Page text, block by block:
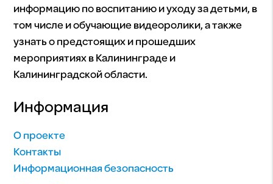
информацию по воспитанию и уходу за детьми, в
том числе и обучающие видеоролики, а также
узнать о предстоящих и прошедших
мероприятиях в Калининграде и
Калининградской области.
Информация
О проекте
Контакты
Информационная безопасность